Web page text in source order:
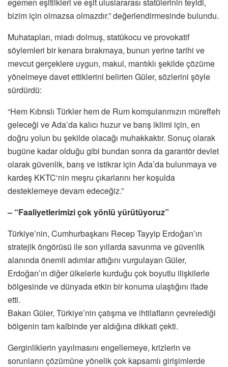
bizim için olmazsa olmazdır.” değerlendirmesinde bulundu.
Muhatapları, miadı dolmuş, statükocu ve provokatif
söylemleri bir kenara bırakmaya, bunun yerine tarihi ve
mevcut gerçeklere uygun, makul, mantıklı şekilde çözüme
yönelmeye davet ettiklerini belirten Güler, sözlerini şöyle
sürdürdü:
“Hem Kıbrıslı Türkler hem de Rum komşularımızın müreffeh
geleceği ve Ada’da kalıcı huzur ve barış iklimi için, en
doğru yolun bu şekilde olacağı muhakkaktır. Sonuç olarak
bugüne kadar olduğu gibi bundan sonra da garantör devlet
olarak güvenlik, barış ve istikrar için Ada’da bulunmaya ve
kardeş KKTC‘nin meşru çıkarlarını her koşulda
desteklemeye devam edeceğiz.”
– “Faaliyetlerimizi çok yönlü yürütüyoruz”
Türkiye’nin, Cumhurbaşkanı Recep Tayyip Erdoğan’ın
stratejik öngörüsü ile son yıllarda savunma ve güvenlik
alanında önemli adımlar attığını vurgulayan Güler,
Erdoğan’ın diğer ülkelerle kurduğu çok boyutlu ilişkilerle
bölgesinde ve dünyada etkin bir konuma ulaştığını ifade
etti.
Bakan Güler, Türkiye’nin çatışma ve ihtilafların çevrelediği
bölgenin tam kalbinde yer aldığına dikkati çekti.
Gerginliklerin yayılmasını engellemeye, krizlerin ve
sorunların çözümüne yönelik çok kapsamlı girişimlerde